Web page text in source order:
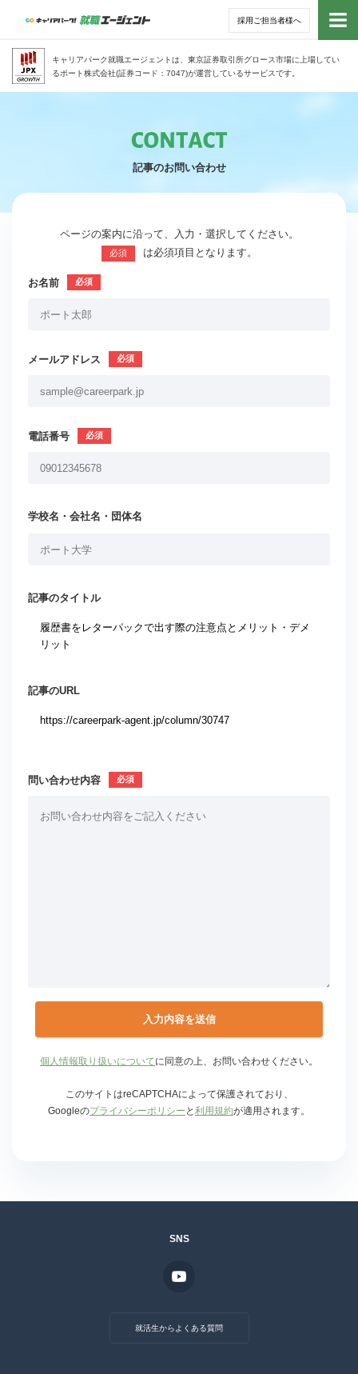
採用ご担当者様へ
キャリアパーク就職エージェントは、東京証券取引所グロース市場に上場してい
るポート株式会社(証券コード：7047)が運営しているサービスです。
トッ
記事のお問い合わせ
ページの案内に沿って、入力・選択してください。
必須 は必須項目となります。
お名前
メールアドレス
電話番号
学校名・会社名・団体名
記事のタイトル
記事のURL
問い合わせ内容
個人情報取り扱いについてに同意の上、お問い合わせください。
このサイトはreCAPTCHAによって保護されており、
Googleのプライバシーポリシー と 利用規約が適用されます。
SNS
就活生からよくある質問